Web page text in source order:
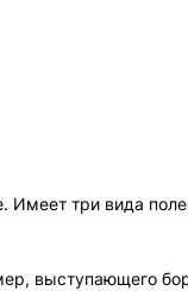
Имеет три вида
выступающего